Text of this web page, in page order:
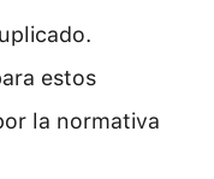
estos
la normativa